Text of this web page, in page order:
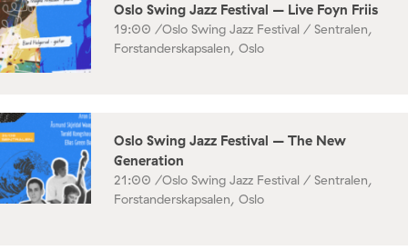
Oslo Swing Jazz Festival – Live Foyn Friis
19:00 /Oslo Swing Jazz Festival / Sentralen,
Forstanderskapsalen, Oslo
Oslo Swing Jazz Festival – The New
Generation
21:00 /Oslo Swing Jazz Festival / Sentralen,
Forstanderskapsalen, Oslo